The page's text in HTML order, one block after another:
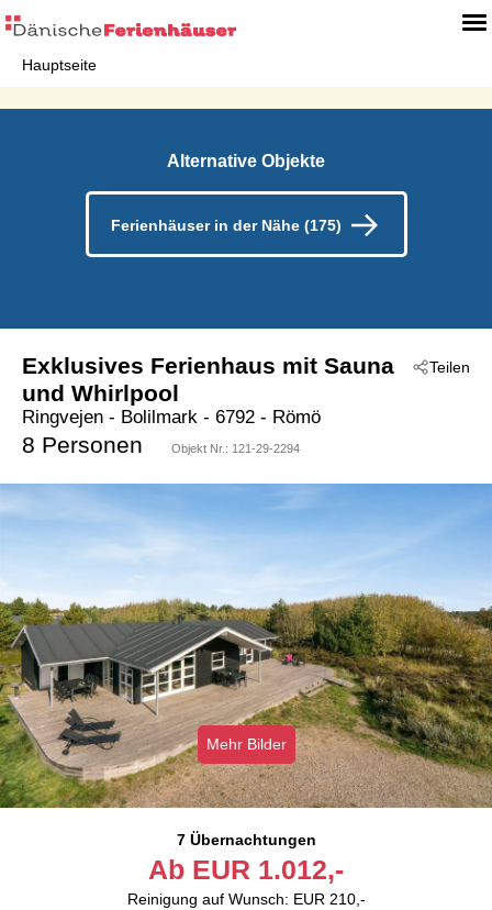
Hauptseite
Alternative Objekte
Ferienhäuser in der Nähe (175)
Teilen
Exklusives Ferienhaus mit Sauna
und Whirlpool
Ringvejen - Bolilmark - 6792 - Römö
8 Personen Objekt Nr.: 121-29-2294
Mehr Bilder
7 Übernachtungen
Ab EUR 1.012,-
Reinigung auf Wunsch: EUR 210,-